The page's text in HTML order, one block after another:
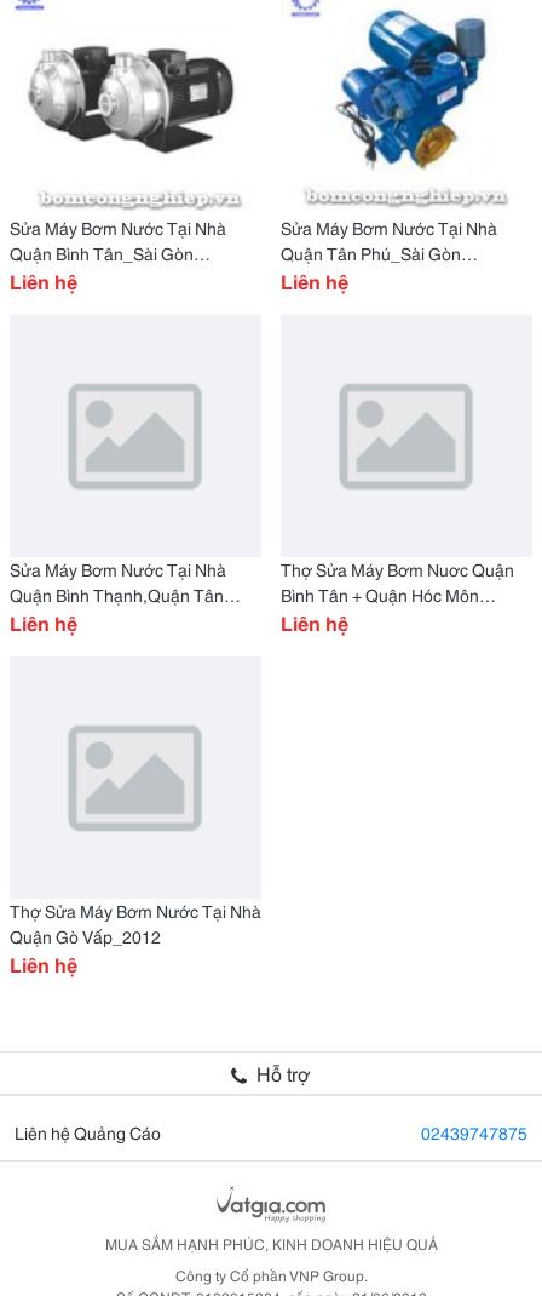
Sửa Máy Bơm Nước Tại Nhà
Quận Bình Tân_Sài Gòn
0978,886,874
Liên hệ
Sửa Máy Bơm Nước Tại Nhà
Quận Tân Phú_Sài Gòn
0978,886,874
Liên hệ
Sửa Máy Bơm Nước Tại Nhà
Quận Bình Thạnh,Quận Tân
Bình_Sài Gòn 0978,886,874
Liên hệ
Thợ Sửa Máy Bơm Nuơc Quận
Bình Tân + Quận Hóc Môn
(0978886874)
Liên hệ
Thợ Sửa Máy Bơm Nước Tại Nhà
Quận Gò Vấp_2012
Liên hệ
Hỗ trợ
Liên hệ Quảng Cáo 02439747875
MUA SẮM HẠNH PHÚC, KINH DOANH HIỆU QUẢ
Công ty Cổ phần VNP Group.